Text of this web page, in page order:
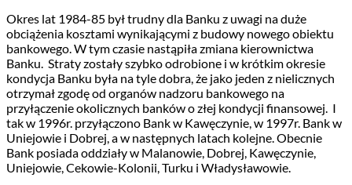
Okres lat 1984-85 był trudny dla Banku z uwagi na duże
obciążenia kosztami wynikającymi z budowy nowego obiektu
bankowego. W tym czasie nastąpiła zmiana kierownictwa
Banku. Straty zostały szybko odrobione i w krótkim okresie
kondycja Banku była na tyle dobra, że jako jeden z nielicznych
otrzymał zgodę od organów nadzoru bankowego na
przyłączenie okolicznych banków o złej kondycji finansowej. I
tak w 1996r. przyłączono Bank w Kawęczynie, w 1997r. Bank w
Uniejowie i Dobrej, a w następnych latach kolejne. Obecnie
Bank posiada oddziały w Malanowie, Dobrej, Kawęczynie,
Uniejowie, Cekowie-Kolonii, Turku i Władysławowie.